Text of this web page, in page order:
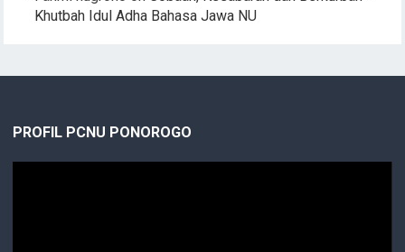
Khutbah Idul Adha Bahasa Jawa NU
PROFIL PCNU PONOROGO